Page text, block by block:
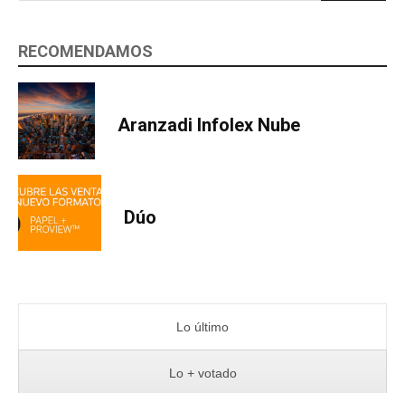
RECOMENDAMOS
Aranzadi Infolex Nube
Dúo
Lo último
Lo + votado